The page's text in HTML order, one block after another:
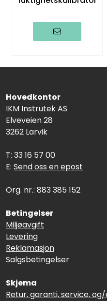
Hovedkontor
IKM Instrutek AS
Elveveien 28
3262 Larvik
T: 33 16 57 00
E: Send oss en epost
Org. nr.: 883 385 152
Betingelser
Miljøavgift
Levering
Reklamasjon
Salgsbetingelser
Skjema
Retur, garanti, service,